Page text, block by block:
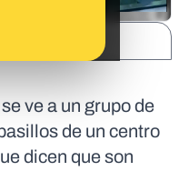
ve a un grupo de
de un centro
dicen que son